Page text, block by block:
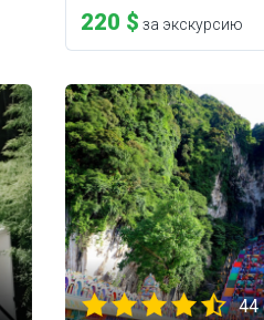
220 $ за экскурсию
44